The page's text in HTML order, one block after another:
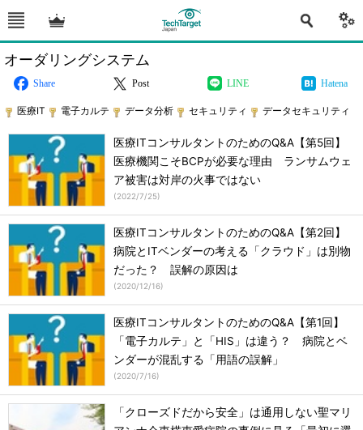
オーダリングシステム
Share Post LINE Hatena
医療IT 電子カルテ データ分析 セキュリティ データセキュリティ
医療ITコンサルタントのためのQ&A【第5回】
医療機関こそBCPが必要な理由 ランサムウェ
ア被害は対岸の火事ではない
(2022/7/25)
医療ITコンサルタントのためのQ&A【第2回】
病院とITベンダーの考える「クラウド」は別物
だった？ 誤解の原因は
(2020/12/16)
医療ITコンサルタントのためのQ&A【第1回】
「電子カルテ」と「HIS」は違う？ 病院とベ
ンダーが混乱する「用語の誤解」
(2020/7/16)
「クローズドだから安全」は通用しない聖マリ